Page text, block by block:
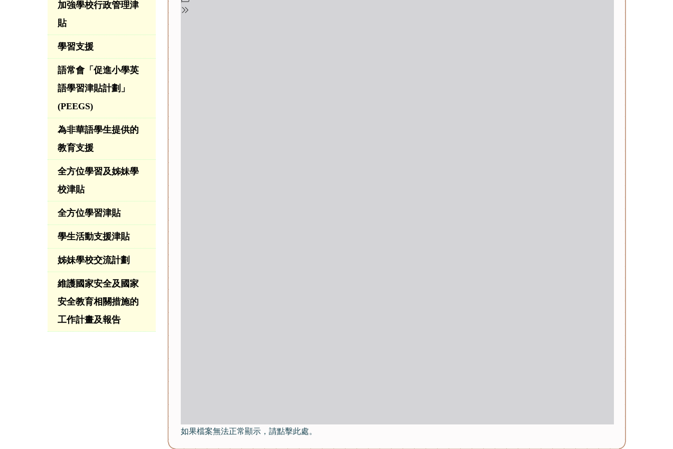
加強學校行政管理津
貼
學習支援
語常會「促進小學英
語學習津貼計劃」
(PEEGS)
為非華語學生提供的
教育支援
全方位學習及姊妹學
校津貼
全方位學習津貼
學生活動支援津貼
姊妹學校交流計劃
維護國家安全及國家
安全教育相關措施的
工作計畫及報告
如果檔案無法正常顯示，請點擊此處。